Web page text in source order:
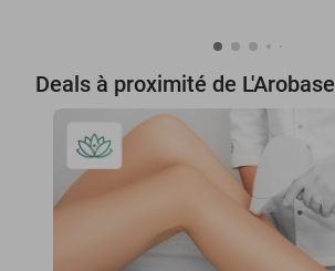
Deals à proximité de L'Arobase